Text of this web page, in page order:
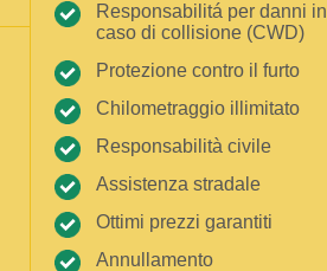
Responsabilitá per danni in
caso di collisione (CWD)
Protezione contro il furto
Chilometraggio illimitato
Responsabilità civile
Assistenza stradale
Ottimi prezzi garantiti
Annullamento